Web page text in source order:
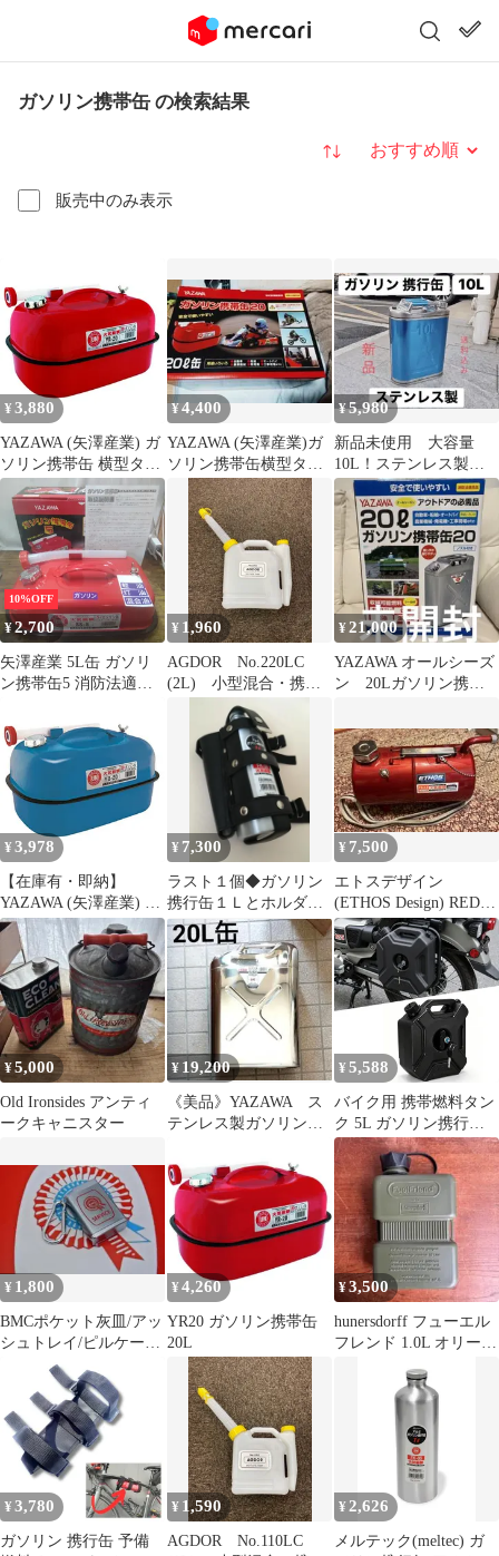
ガソリン携帯缶 の検索結果
販売中のみ表示
並び替え
¥ 3,880
YAZAWA (矢澤産業) ガ
ソリン携帯缶 横型タイ
プ 20L 消防法適合品
YR20 ガソリンタンク
ガソリン携行缶 レッド
¥4,400
YAZAWA (矢澤産業)ガ
ソリン携帯缶横型タイ
プ 20L 消防法適合品
YR20
¥5,980
新品未使用 大容量
10L！ステンレス製ガ
ソリン携帯缶【 消防法
適合品】
10%OFF
¥2,700
矢澤産業 5L缶 ガソリ
ン携帯缶5 消防法適合
保管品 Z858
¥ 1,960
AGDOR No.220LC
(2L) 小型混合・携行
缶 燃料 2ストロー
クオイル
¥21,000
YAZAWA オールシーズ
ン 20Lガソリン携帯
¥ 3,978
【在庫有・即納】
YAZAWA (矢澤産業) ガ
ソリン携行缶 横型タイ
プ 20L 消防法適合品 ブ
ルー YB20 草刈 除草 畑
作 ガソリン携帯缶
¥ 7,300
ラスト１個◆ガソリン
携行缶１Ｌとホルダー
セット◆黒色【ノズル
ケース付き】
¥ 7,500
エトスデザイン
(ETHOS Design) RED
CAMEL 携行缶 5.0L
¥5,000
Old Ironsides アンティ
ークキャニスター
¥ 19,200
《美品》YAZAWA ス
テンレス製ガソリン携
適合品 20L
¥ 5,588
バイク用 携帯燃料タン
ク 5L ガソリン携行タ
ンク 給油ノズル付き 燃
料ボトル ポータブル ロ
ック付き 軽量 耐久 ブ
ラック
¥ 1,800
BMCポケット灰皿/アッ
シュトレイ/ピルケース/
携帯/ミニ/英国車/MINI
¥ 4,260
YR20 ガソリン携帯缶
20L
¥3,500
hunersdorff フューエル
フレンド 1.0L オリーブ
¥ 3,780
ガソリン 携行缶 予備
¥ 1,590
AGDOR No.110LC
¥ 2,626
メルテック(meltec) ガ